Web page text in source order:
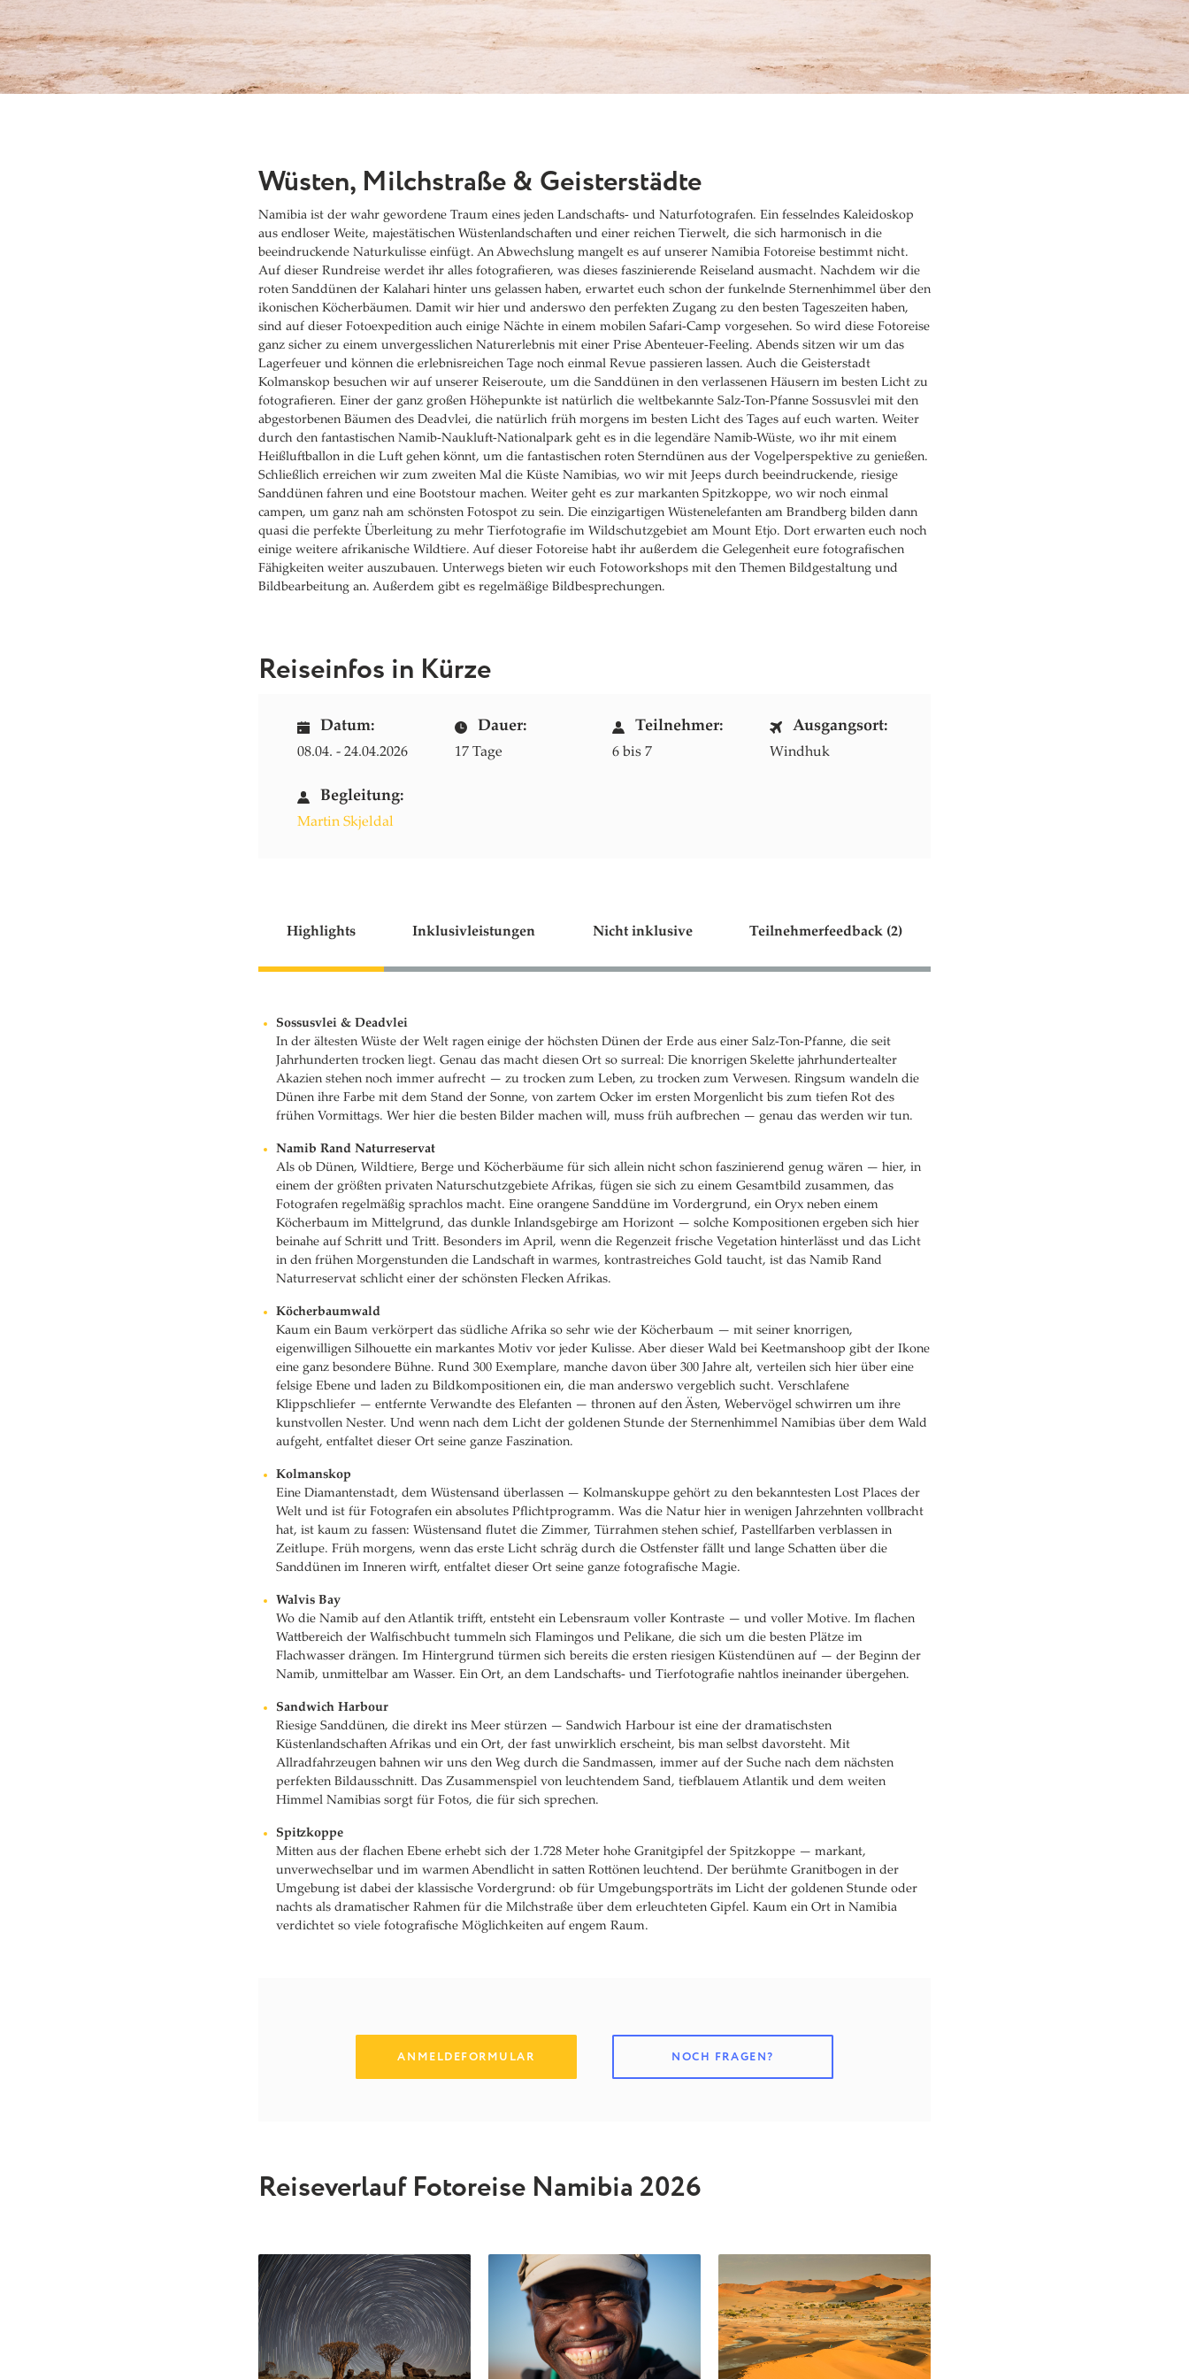
Wüsten, Milchstraße & Geisterstädte
Namibia ist der wahr gewordene Traum eines jeden Landschafts- und Naturfotografen. Ein fesselndes Kaleidoskop
aus endloser Weite, majestätischen Wüstenlandschaften und einer reichen Tierwelt, die sich harmonisch in die
beeindruckende Naturkulisse einfügt. An Abwechslung mangelt es auf unserer Namibia Fotoreise bestimmt nicht.
Auf dieser Rundreise werdet ihr alles fotografieren, was dieses faszinierende Reiseland ausmacht. Nachdem wir die
roten Sanddünen der Kalahari hinter uns gelassen haben, erwartet euch schon der funkelnde Sternenhimmel über den
ikonischen Köcherbäumen. Damit wir hier und anderswo den perfekten Zugang zu den besten Tageszeiten haben,
sind auf dieser Fotoexpedition auch einige Nächte in einem mobilen Safari-Camp vorgesehen. So wird diese Fotoreise
ganz sicher zu einem unvergesslichen Naturerlebnis mit einer Prise Abenteuer-Feeling. Abends sitzen wir um das
Lagerfeuer und können die erlebnisreichen Tage noch einmal Revue passieren lassen. Auch die Geisterstadt
Kolmanskop besuchen wir auf unserer Reiseroute, um die Sanddünen in den verlassenen Häusern im besten Licht zu
fotografieren. Einer der ganz großen Höhepunkte ist natürlich die weltbekannte Salz-Ton-Pfanne Sossusvlei mit den
abgestorbenen Bäumen des Deadvlei, die natürlich früh morgens im besten Licht des Tages auf euch warten. Weiter
durch den fantastischen Namib-Naukluft-Nationalpark geht es in die legendäre Namib-Wüste, wo ihr mit einem
Heißluftballon in die Luft gehen könnt, um die fantastischen roten Sterndünen aus der Vogelperspektive zu genießen.
Schließlich erreichen wir zum zweiten Mal die Küste Namibias, wo wir mit Jeeps durch beeindruckende, riesige
Sanddünen fahren und eine Bootstour machen. Weiter geht es zur markanten Spitzkoppe, wo wir noch einmal
campen, um ganz nah am schönsten Fotospot zu sein. Die einzigartigen Wüstenelefanten am Brandberg bilden dann
quasi die perfekte Überleitung zu mehr Tierfotografie im Wildschutzgebiet am Mount Etjo. Dort erwarten euch noch
einige weitere afrikanische Wildtiere. Auf dieser Fotoreise habt ihr außerdem die Gelegenheit eure fotografischen
Fähigkeiten weiter auszubauen. Unterwegs bieten wir euch Fotoworkshops mit den Themen Bildgestaltung und
Bildbearbeitung an. Außerdem gibt es regelmäßige Bildbesprechungen.
Reiseinfos in Kürze
Datum:
08.04. - 24.04.2026
Dauer:
17 Tage
Teilnehmer:
6 bis 7
Ausgangsort:
Windhuk
Begleitung:
Martin Skjeldal
Highlights Inklusivleistungen Nicht inklusive Teilnehmerfeedback (2)
Sossusvlei & Deadvlei
In der ältesten Wüste der Welt ragen einige der höchsten Dünen der Erde aus einer Salz-Ton-Pfanne, die seit
Jahrhunderten trocken liegt. Genau das macht diesen Ort so surreal: Die knorrigen Skelette jahrhundertealter
Akazien stehen noch immer aufrecht — zu trocken zum Leben, zu trocken zum Verwesen. Ringsum wandeln die
Dünen ihre Farbe mit dem Stand der Sonne, von zartem Ocker im ersten Morgenlicht bis zum tiefen Rot des
frühen Vormittags. Wer hier die besten Bilder machen will, muss früh aufbrechen — genau das werden wir tun.
Namib Rand Naturreservat
Als ob Dünen, Wildtiere, Berge und Köcherbäume für sich allein nicht schon faszinierend genug wären — hier, in
einem der größten privaten Naturschutzgebiete Afrikas, fügen sie sich zu einem Gesamtbild zusammen, das
Fotografen regelmäßig sprachlos macht. Eine orangene Sanddüne im Vordergrund, ein Oryx neben einem
Köcherbaum im Mittelgrund, das dunkle Inlandsgebirge am Horizont — solche Kompositionen ergeben sich hier
beinahe auf Schritt und Tritt. Besonders im April, wenn die Regenzeit frische Vegetation hinterlässt und das Licht
in den frühen Morgenstunden die Landschaft in warmes, kontrastreiches Gold taucht, ist das Namib Rand
Naturreservat schlicht einer der schönsten Flecken Afrikas.
Köcherbaumwald
Kaum ein Baum verkörpert das südliche Afrika so sehr wie der Köcherbaum — mit seiner knorrigen,
eigenwilligen Silhouette ein markantes Motiv vor jeder Kulisse. Aber dieser Wald bei Keetmanshoop gibt der Ikone
eine ganz besondere Bühne. Rund 300 Exemplare, manche davon über 300 Jahre alt, verteilen sich hier über eine
felsige Ebene und laden zu Bildkompositionen ein, die man anderswo vergeblich sucht. Verschlafene
Klippschliefer — entfernte Verwandte des Elefanten — thronen auf den Ästen, Webervögel schwirren um ihre
kunstvollen Nester. Und wenn nach dem Licht der goldenen Stunde der Sternenhimmel Namibias über dem Wald
aufgeht, entfaltet dieser Ort seine ganze Faszination.
Kolmanskop
Eine Diamantenstadt, dem Wüstensand überlassen — Kolmanskuppe gehört zu den bekanntesten Lost Places der
Welt und ist für Fotografen ein absolutes Pflichtprogramm. Was die Natur hier in wenigen Jahrzehnten vollbracht
hat, ist kaum zu fassen: Wüstensand flutet die Zimmer, Türrahmen stehen schief, Pastellfarben verblassen in
Zeitlupe. Früh morgens, wenn das erste Licht schräg durch die Ostfenster fällt und lange Schatten über die
Sanddünen im Inneren wirft, entfaltet dieser Ort seine ganze fotografische Magie.
Walvis Bay
Wo die Namib auf den Atlantik trifft, entsteht ein Lebensraum voller Kontraste — und voller Motive. Im flachen
Wattbereich der Walfischbucht tummeln sich Flamingos und Pelikane, die sich um die besten Plätze im
Flachwasser drängen. Im Hintergrund türmen sich bereits die ersten riesigen Küstendünen auf — der Beginn der
Namib, unmittelbar am Wasser. Ein Ort, an dem Landschafts- und Tierfotografie nahtlos ineinander übergehen.
Sandwich Harbour
Riesige Sanddünen, die direkt ins Meer stürzen — Sandwich Harbour ist eine der dramatischsten
Küstenlandschaften Afrikas und ein Ort, der fast unwirklich erscheint, bis man selbst davorsteht. Mit
Allradfahrzeugen bahnen wir uns den Weg durch die Sandmassen, immer auf der Suche nach dem nächsten
perfekten Bildausschnitt. Das Zusammenspiel von leuchtendem Sand, tiefblauem Atlantik und dem weiten
Himmel Namibias sorgt für Fotos, die für sich sprechen.
Spitzkoppe
Mitten aus der flachen Ebene erhebt sich der 1.728 Meter hohe Granitgipfel der Spitzkoppe — markant,
unverwechselbar und im warmen Abendlicht in satten Rottönen leuchtend. Der berühmte Granitbogen in der
Umgebung ist dabei der klassische Vordergrund: ob für Umgebungsporträts im Licht der goldenen Stunde oder
nachts als dramatischer Rahmen für die Milchstraße über dem erleuchteten Gipfel. Kaum ein Ort in Namibia
verdichtet so viele fotografische Möglichkeiten auf engem Raum.
ANMELDEFORMULAR NOCH FRAGEN?
Reiseverlauf Fotoreise Namibia 2026